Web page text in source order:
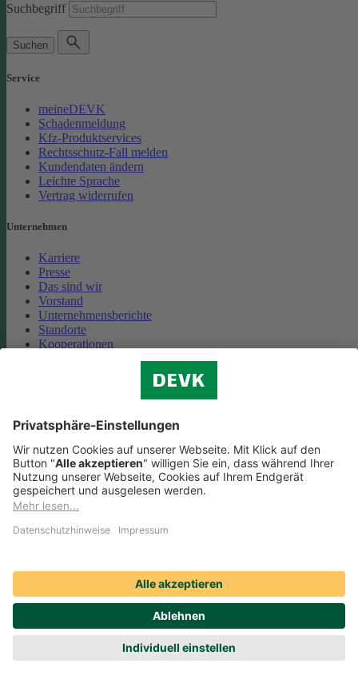
Suchbegriff
Suchen
Service
meineDEVK
Schadenmeldung
Kfz-Produktservices
Rechtsschutz-Fall melden
Kundendaten ändern
Leichte Sprache
Vertrag widerrufen
Unternehmen
Karriere
Presse
Das sind wir
Vorstand
Unternehmensberichte
Standorte
Kooperationen
Partnerschaft Deutsche Bahn
Cookie-Einstellungen
Datenschutz
Streitbeilegung
Compliance
Social Media Icons sowie Verlinkungen, die mit
sind, führen auf externe Seiten. Die DEVK ist für die dortigen
Nutzungsbedingungen und Datenschutzbestimmungen nicht
verantwortlich. Mehr dazu erfahren Sie unterDatenschutz.